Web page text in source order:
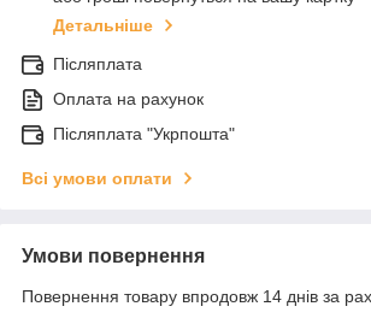
Детальніше
Післяплата
Оплата на рахунок
Післяплата "Укрпошта"
Всі умови оплати
Умови повернення
Повернення товару впродовж 14 днів за